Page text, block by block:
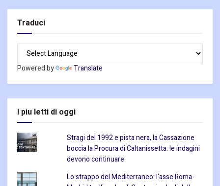
Traduci
Powered by Translate
I piu letti di oggi
Stragi del 1992 e pista nera, la Cassazione
boccia la Procura di Caltanissetta: le indagini
devono continuare
Lo strappo del Mediterraneo: l'asse Roma-